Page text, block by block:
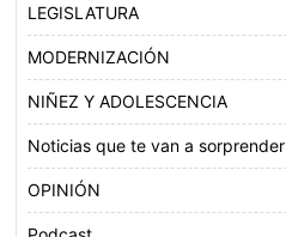
LEGISLATURA
MODERNIZACIÓN
NIÑEZ Y ADOLESCENCIA
Noticias que te van a sorprender
OPINIÓN